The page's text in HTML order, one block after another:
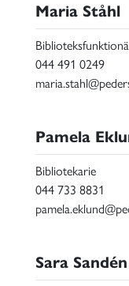
Maria Ståhl
044 491 0249
Pamela
Bibliotekarie
044 733 8831
Sara Sandén